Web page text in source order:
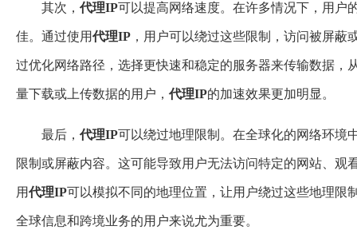
其次， 代理IP可以提高网络速度。在许多情况下，用户
佳。通过使用代理IP ，用户可以绕过这些限制，访问被屏
过优化网络路径，选择更快速和稳定的服务器来传输数据，
量下载或上传数据的用户， 代理IP的加速效果更加明显。
最后， 代理IP可以绕过地理限制。在全球化的网络环境
限制或屏蔽内容。这可能导致用户无法访问特定的网站、
用代理IP可以模拟不同的地理位置，让用户绕过这些地理限
全球信息和跨境业务的用户来说尤为重要。